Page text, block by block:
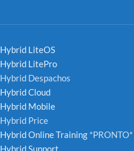
Hybrid LiteOS
Hybrid LitePro
Hybrid Despachos
Hybrid Cloud
Hybrid Mobile
Hybrid Price
Hybrid Online Training *PRONTO*
Hybrid Support